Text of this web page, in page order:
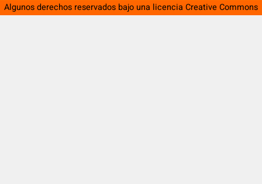
Algunos derechos reservados bajo una licencia Creative Commons